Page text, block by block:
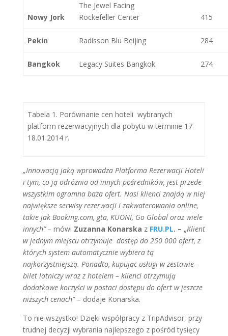
Nowy Jork
The Jewel Facing
Rockefeller Center
415
Pekin Radisson Blu Beijing 284
Bangkok Legacy Suites Bangkok 274
Tabela 1. Porównanie cen hoteli wybranych
platform rezerwacyjnych dla pobytu w terminie 17-
18.01.2014 r.
„Innowacją jaką wprowadza Platforma Rezerwacji Hoteli
i tym, co ją odróżnia od innych pośredników, jest przede
wszystkim ogromna baza ofert. Nasi klienci znajdą w niej
największe serwisy rezerwacji i zakwaterowania online,
takie jak Booking.com, gta, KUONI, Go Global oraz wiele
innych” – mówi Zuzanna Konarska z FRU.PL. – „Klient
w jednym miejscu otrzymuje dostęp do 250 000 ofert, z
których system automatycznie wybiera tą
najkorzystniejszą. Ponadto, kupując usługi w zestawie –
bilet lotniczy wraz z hotelem – klienci otrzymują
dodatkowe korzyści w postaci dostępu do ofert w jeszcze
niższych cenach” – dodaje Konarska.
To nie wszystko! Dzięki współpracy z TripAdvisor, przy
trudnej decyzji wybrania najlepszego z pośród tysięcy